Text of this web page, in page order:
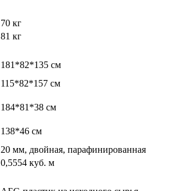
70 кг
81 кг
181*82*135 см
115*82*157 см
184*81*38 см
138*46 см
20 мм, двойная, парафинированная
0,5554 куб. м